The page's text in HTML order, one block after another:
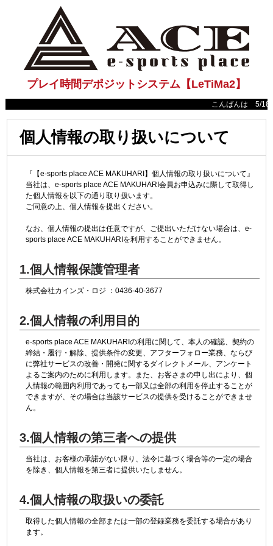
プレイ時間デポジットシステム【LeTiMa2】
こんばんは 5/18(
個人情報の取り扱いについて
『【e-sports place ACE MAKUHARI】個人情報の取り扱いについて』
当社は、e-sports place ACE MAKUHARI会員お申込みに際して取得し
た個人情報を以下の通り取り扱います。
ご同意の上、個人情報を提出ください。
なお、個人情報の提出は任意ですが、ご提出いただけない場合は、e-
sports place ACE MAKUHARIを利用することができません。
1.個人情報保護管理者
株式会社カインズ・ロジ ：0436-40-3677
2.個人情報の利用目的
e-sports place ACE MAKUHARIの利用に関して、本人の確認、契約の
締結・履行・解除、提供条件の変更、アフターフォロー業務、ならび
に弊社サービスの改善・開発に関するダイレクトメール、アンケート
よるご案内のために利用します。また、お客さまの申し出により、個
人情報の範囲内利用であっても一部又は全部の利用を停止することが
できますが、その場合は当該サービスの提供を受けることができませ
ん。
3.個人情報の第三者への提供
当社は、お客様の承諾がない限り、法令に基づく場合等の一定の場合
を除き、個人情報を第三者に提供いたしません。
4.個人情報の取扱いの委託
取得した個人情報の全部または一部の登録業務を委託する場合があり
ます。